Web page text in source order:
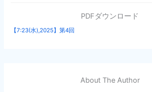
PDFダウンロード
【7:23(水),2025】第4回
About The Author